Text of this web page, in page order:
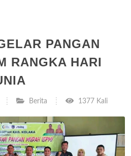
PANGAN
RANGKA HARI
Berita 1377 Kali